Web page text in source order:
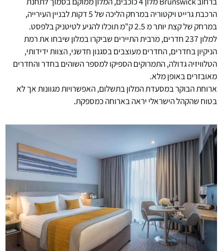
הרכבת גרייט ויקטוריה במרחק הליכה של 5 דקות לבניין העירייה,
במרחק של קצת יותר מ 2.5 ק"מ תוכלו להגיע לטיטניק בלפסט.
למלון 237 חדרים, מרבית התיירים שביקרו במלון שיבחו את רמת
הניקיון בחדרים, החדרים מעוצבים בסגנון חדשני, הצוות ידידותי,
הטלוויזיה גדולה, התמרוקים הספיקו למספר השוהים בחדר והחדרים
מאובזרים באופן מלא.
ארוחת הבוקר במסעדת המלון בתשלום, האפשרויות מגוונות אך לא
בטוח שהקהל הישראלי יראה בארוחה כמספקת.